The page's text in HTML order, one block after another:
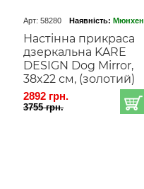
Арт: 58280 Наявність: Мюнхен
Настінна прикраса
дзеркальна KARE
DESIGN Dog Mirror,
38x22 см, (золотий)
2892 грн.
3755 грн.